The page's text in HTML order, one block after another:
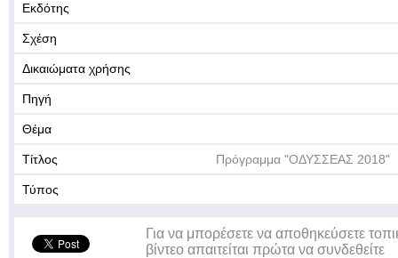
Εκδότης
Σχέση
Δικαιώματα χρήσης
Πηγή
Θέμα
Τίτλος Πρόγραμμα "ΟΔΥΣΣΕΑΣ 2018"
Τύπος
Για να μπορέσετε να αποθηκεύσετε
βίντεο απαιτείται πρώτα να συνδεθείτε